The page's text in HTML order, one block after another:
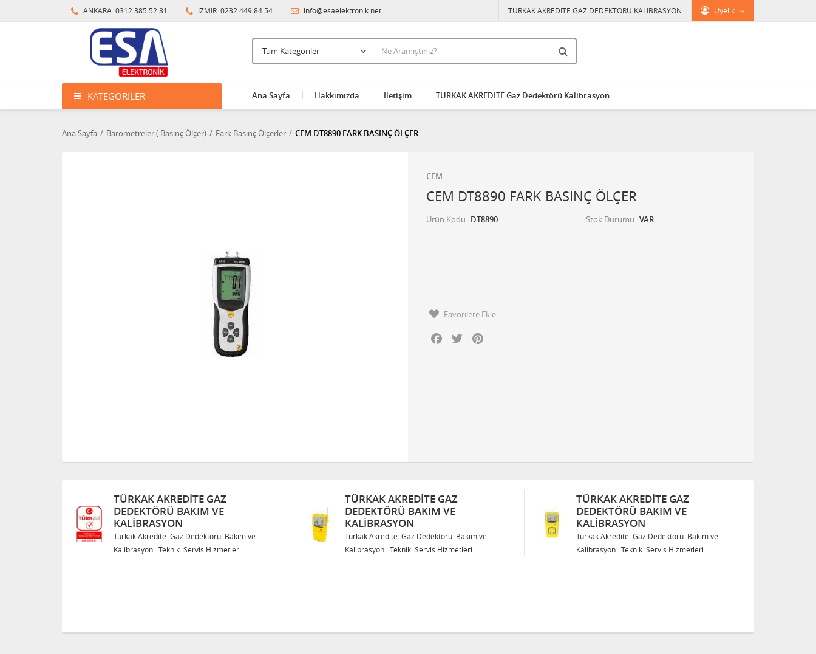
ANKARA: 0312 385 52 81 İZMİR: 0232 449 84 54 info@esaelektronik.net Üyelik
TÜRKAK AKREDİTE GAZ DEDEKTÖRÜ KALİBRASYON
KATEGORILER Ana Sayfa Hakkımızda İletişim TÜRKAK AKREDİTE Gaz Dedektörü Kalibrasyon
Ana Sayfa Barometreler ( Basınç Ölçer) Fark Basınç Ölçerler CEM DT8890 FARK BASINÇ ÖLÇER
CEM
CEM DT8890 FARK BASINÇ ÖLÇER
Ürün Kodu DT8890 Stok Durumu VAR
Favorilere Ekle
Facebook
Twitter
TÜRKAK AKREDITE GAZ
DEDEKTÖRÜ BAKIM VE
KALIBRASYON
Türkak Akredite Gaz Dedektörü Bakım ve
Kalibrasyon Teknik Servis Hizmetleri
TÜRKAK AKREDITE GAZ
DEDEKTÖRÜ BAKIM VE
KALIBRASYON
Türkak Akredite Gaz Dedektörü Bakım ve
Kalibrasyon Teknik Servis Hizmetleri
TÜRKAK AKREDITE GAZ
DEDEKTÖRÜ BAKIM VE
KALIBRASYON
Türkak Akredite Gaz Dedektörü Bakım ve
Kalibrasyon Teknik Servis Hizmetleri